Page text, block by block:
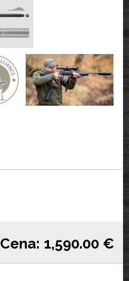
Cena: 1,590.00 €